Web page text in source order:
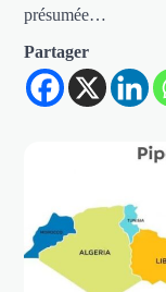
présumée…
Partager